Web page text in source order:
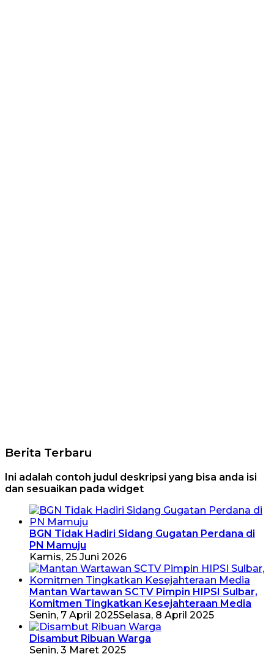
Berita Terbaru
Ini adalah contoh judul deskripsi yang bisa anda isi
dan sesuaikan pada widget
BGN Tidak Hadiri Sidang Gugatan Perdana di
PN Mamuju
Kamis, 25 Juni 2026
Mantan Wartawan SCTV Pimpin HIPSI Sulbar,
Komitmen Tingkatkan Kesejahteraan Media
Senin, 7 April 2025Selasa, 8 April 2025
Disambut Ribuan Warga
Senin, 3 Maret 2025